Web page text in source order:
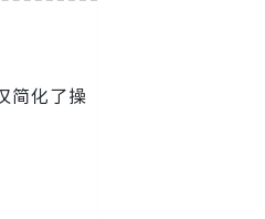
简化了操